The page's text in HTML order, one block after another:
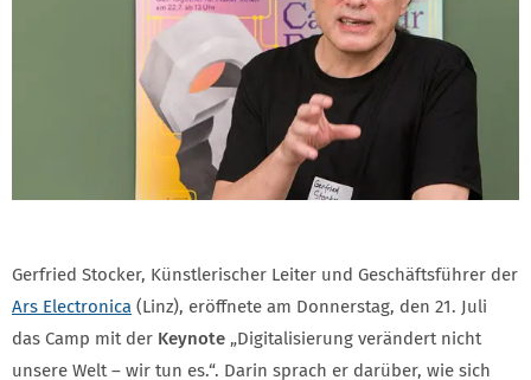
Gerfried Stocker, Künstlerischer Leiter und Geschäftsführer der
Ars Electronica (Linz), eröffnete am Donnerstag, den 21. Juli
das Camp mit der Keynote „Digitalisierung verändert nicht
unsere Welt – wir tun es.“. Darin sprach er darüber, wie sich